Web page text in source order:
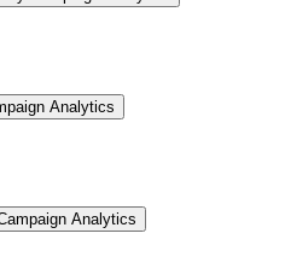
Analytics
Analytics